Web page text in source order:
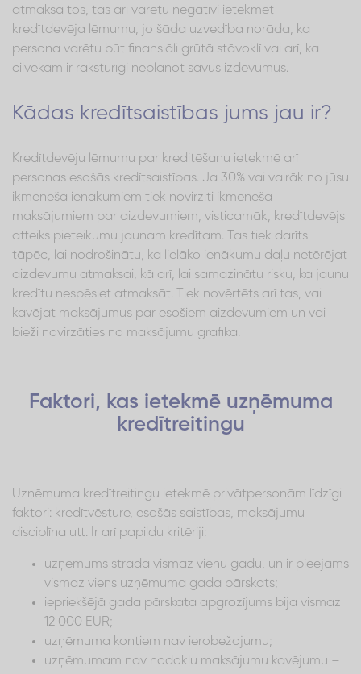
atmaksā tos, tas arī varētu negatīvi ietekmēt
kredītdevēja lēmumu, jo šāda uzvedība norāda, ka
persona varētu būt finansiāli grūtā stāvoklī vai arī, ka
cilvēkam ir raksturīgi neplānot savus izdevumus.
Kādas kredītsaistības jums jau ir?
Kredītdevēju lēmumu par kreditēšanu ietekmē arī
personas esošās kredītsaistības. Ja 30% vai vairāk no jūsu
ikmēneša ienākumiem tiek novirzīti ikmēneša
maksājumiem par aizdevumiem, visticamāk, kredītdevējs
atteiks pieteikumu jaunam kredītam. Tas tiek darīts
tāpēc, lai nodrošinātu, ka lielāko ienākumu daļu netērējat
aizdevumu atmaksai, kā arī, lai samazinātu risku, ka jaunu
kredītu nespēsiet atmaksāt. Tiek novērtēts arī tas, vai
kavējat maksājumus par esošiem aizdevumiem un vai
bieži novirzāties no maksājumu grafika.
Faktori, kas ietekmē uzņēmuma
kredītreitingu
Uzņēmuma kredītreitingu ietekmē privātpersonām līdzīgi
faktori: kredītvēsture, esošās saistības, maksājumu
disciplīna utt. Ir arī papildu kritēriji:
uzņēmums strādā vismaz vienu gadu, un ir pieejams
vismaz viens uzņēmuma gada pārskats;
iepriekšējā gada pārskata apgrozījums bija vismaz
12 000 EUR;
uzņēmuma kontiem nav ierobežojumu;
uzņēmumam nav nodokļu maksājumu kavējumu –